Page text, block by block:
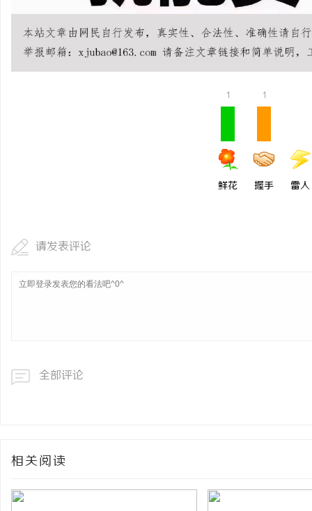
1
鲜花
1
握手 雷人
请发表评论
全部评论
相关阅读
全解析